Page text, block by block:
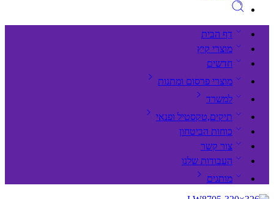
דף הבית
מוצרי קיץ
חדשים
מוצרי פרסום ומתנות
למשרד
תיקים,טקסטיל ופנאי
כוחות הביטחון
צור קשר
העבודות שלנו
מותגים